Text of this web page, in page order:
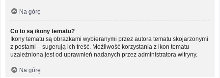
Na górę
Co to są ikony tematu?
Ikony tematu są obrazkami wybieranymi przez autora tematu skojarzonymi
z postami – sugerują ich treść. Możliwość korzystania z ikon tematu
uzależniona jest od uprawnień nadanych przez administratora witryny.
Na górę